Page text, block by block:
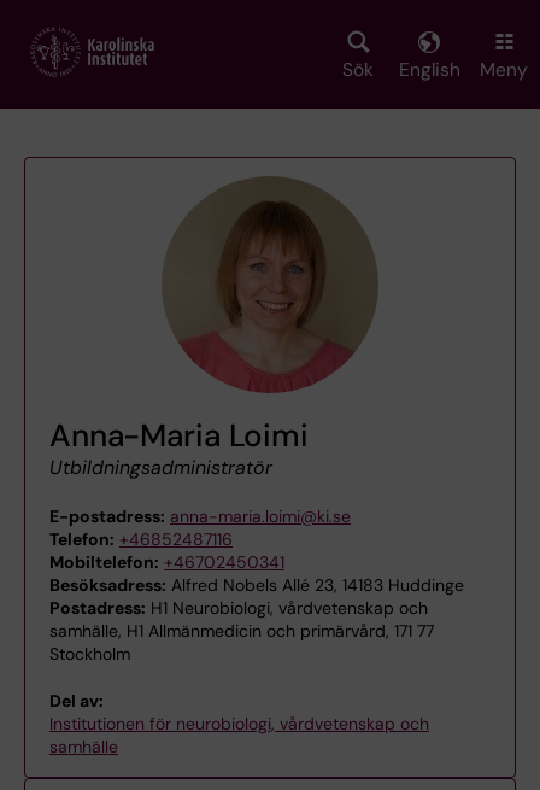
main
Sök English Meny
Anna-Maria Loimi
Utbildningsadministratör
E-postadress: anna-maria.loimi@ki.se
Telefon: +46852487116
Mobiltelefon: +46702450341
Besöksadress: Alfred Nobels Allé 23, 14183 Huddinge
Postadress: H1 Neurobiologi, vårdvetenskap och
samhälle, H1 Allmänmedicin och primärvård, 171 77
Stockholm
Del av:
Institutionen för neurobiologi, vårdvetenskap och
samhälle